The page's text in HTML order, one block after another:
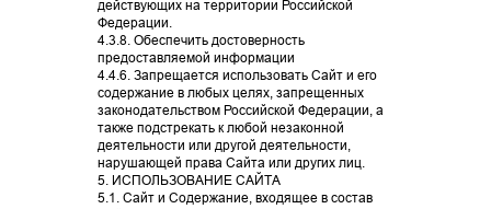
действующих на территории Российской
Федерации.
4.3.8. Обеспечить достоверность
предоставляемой информации
4.4.6. Запрещается использовать Сайт и его
содержание в любых целях, запрещенных
законодательством Российской Федерации, а
также подстрекать к любой незаконной
деятельности или другой деятельности,
нарушающей права Сайта или других лиц.
5. ИСПОЛЬЗОВАНИЕ САЙТА
5.1. Сайт и Содержание, входящее в состав
СКУЛЬПТУРНЫЙ МАССАЖ ЛИЦА
О нас
БЬЮТИ МЕДИКА
Это абсолютно новый уровень
современной косметологии, работа на